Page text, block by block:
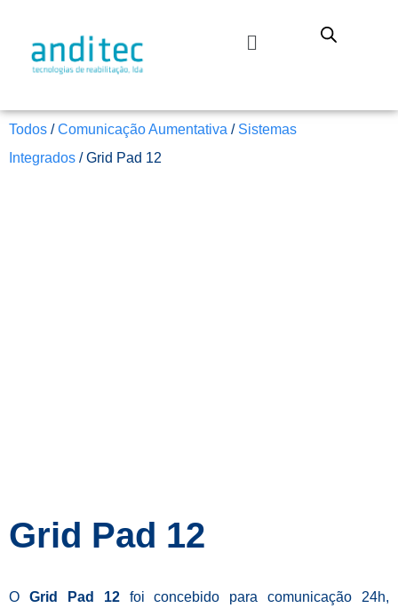
Todos /Comunicação Aumentativa / Sistemas
Integrados / Grid Pad 12
Grid Pad 12
O Grid Pad 12foi concebido para comunicação 24h,